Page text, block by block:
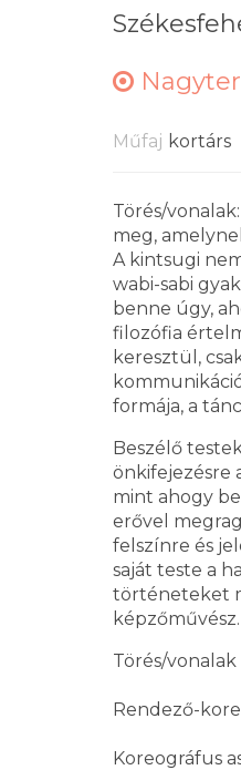
Műfaj kortárs
Törés/
meg,
A kintsugi
wabi-sabi
benne úgy,
filozófia
keresztül,
formája, a
Beszélő
önkifejezésre
mint ahogy
erővel
felszínre és
saját teste a
történeteket
Törés/vonalak
Rendező-
Koreográfus